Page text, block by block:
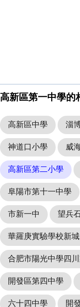
高新區第一中學的
高新區中學 淄
神道口小學 威
高新區第二小學
阜陽市第十一中學
市新一中 望兵
華羅庚實驗學校新
合肥市陽光中學四
開發區第四中學
六十四中學 開